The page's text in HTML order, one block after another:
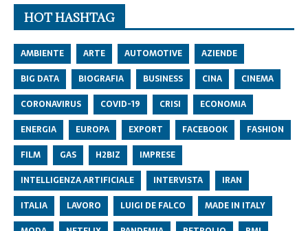
HOT HASHTAG
AMBIENTE ARTE AUTOMOTIVE
AZIENDE
BIG DATA
BIOGRAFIA BUSINESS CINA
CINEMA
CORONAVIRUS
COVID-19 CRISI
ECONOMIA
ENERGIA
EUROPA EXPORT FACEBOOK
FASHION
FILM
GAS H2BIZ
IMPRESE
INTELLIGENZA ARTIFICIALE
INTERVISTA
IRAN
ITALIA
LAVORO LUIGI DE FALCO
MADE IN ITALY